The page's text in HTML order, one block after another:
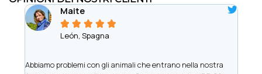
Maite
    
León, Spagna
Abbiamo problemi con gli animali che entrano nella nostra